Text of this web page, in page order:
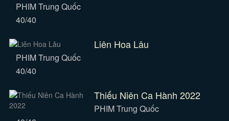
PHIM Trung Quốc
40/40
Liên Hoa Lâu
PHIM Trung Quốc
40/40
Thiếu Niên Ca Hành 2022
PHIM Trung Quốc